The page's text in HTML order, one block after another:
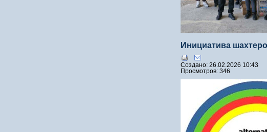
Инициатива
Создано: 26.02.2026 10:43
Просмотров: 346